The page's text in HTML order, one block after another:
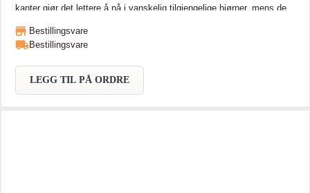
kanter gjør det lettere å nå i vanskelig tilgjengelige hjørner, mens de
som setter seg fast. Det lange, praktiske håndtaket laget av lett
aluminium varer sesong etter sesong. Lengde: 1 690 mm. Med 23
Bestillingsvare
Bestillingsvare
LEGG TIL PÅ ORDRE